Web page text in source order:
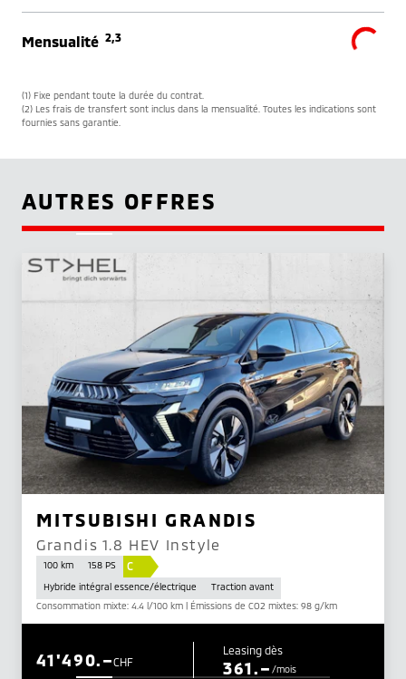
Mensualité 2,3
(1) Fixe pendant toute la durée du contrat.
(2) Les frais de transfert sont inclus dans la mensualité. Toutes les indications sont
fournies sans garantie.
AUTRES OFFRES
MITSUBISHI GRANDIS
Grandis 1.8 HEV Instyle
100 km 158 PS C
Hybride intégral essence/électrique
Traction avant
Consommation mixte: 4.4 l/100 km | Émissions de CO2 mixtes: 98 g/km
CHF
41'490.– Leasing dès
361.– /mois